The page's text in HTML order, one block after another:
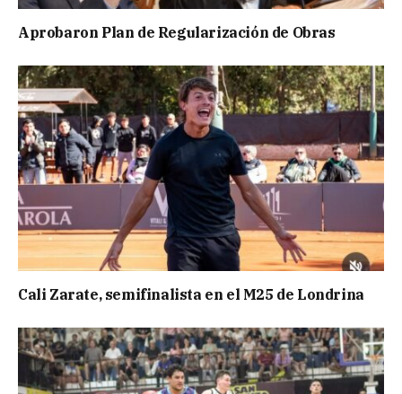
Aprobaron Plan de Regularización de Obras
Cali Zarate, semifinalista en el M25 de Londrina